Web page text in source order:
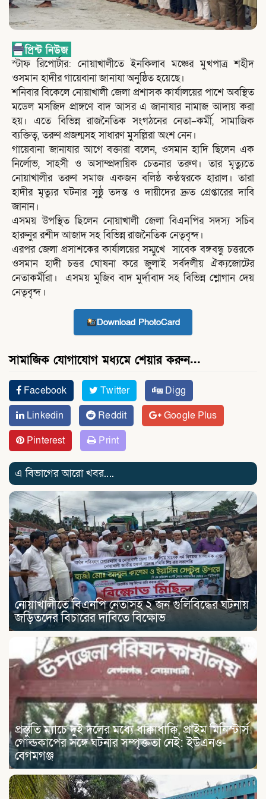
স্টাফ রিপোর্টার: নোয়াখালীতে ইনকিলাব মঞ্চের মুখপাত্র শহীদ
ওসমান হাদীর গায়েবানা জানাযা অনুষ্ঠিত হয়েছে।
শনিবার বিকেলে নোয়াখালী জেলা প্রশাসক কার্যালয়ের পাশে অবস্থিত
মডেল মসজিদ প্রাঙ্গণে বাদ আসর এ জানাযার নামাজ আদায় করা
হয়। এতে বিভিন্ন রাজনৈতিক সংগঠনের নেতা–কর্মী, সামাজিক
ব্যক্তিত্ব, তরুণ প্রজন্মসহ সাধারণ মুসল্লিরা অংশ নেন।
গায়েবানা জানাযার আগে বক্তারা বলেন, ওসমান হাদি ছিলেন এক
নির্লোভ, সাহসী ও অসাম্প্রদায়িক চেতনার তরুণ। তার মৃত্যুতে
নোয়াখালীর তরুণ সমাজ একজন বলিষ্ঠ কণ্ঠস্বরকে হারাল। তারা
হাদীর মৃত্যুর ঘটনার সুষ্ঠু তদন্ত ও দায়ীদের দ্রুত গ্রেপ্তারের দাবি
জানান।
এসময় উপস্থিত ছিলেন নোয়াখালী জেলা বিএনপির সদস্য সচিব
হারুনুর রশীদ আজাদ সহ বিভিন্ন রাজনৈতিক নেতৃবৃন্দ।
এরপর জেলা প্রসাশকের কার্যালয়ের সম্মুখে সাবেক বঙ্গবন্ধু চত্তরকে
ওসমান হাদী চত্তর ঘোষনা করে জুলাই সর্বদলীয় ঐক্যজোটের
নেতাকর্মীরা। এসময় মুজিব বাদ মুর্দাবাদ সহ বিভিন্ন শ্লোগান দেয়
নেতৃবৃন্দ।
Download PhotoCard
সামাজিক যোগাযোগ মধ্যমে শেয়ার করুন...
Facebook Twitter
Digg
Linkedin
Reddit
Google Plus
Pinterest
Print
এ বিভাগের আরো খবর....
নোয়াখালীতে বিএনপি নেতাসহ ২ জন গুলিবিদ্ধের ঘটনায়
জড়িতদের বিচারের দাবিতে বিক্ষোভ
প্রস্তুতি ম্যাচে দুই দলের মধ্যে ধাক্কাধাক্কি, প্রাইম মিনিস্টার্স
গোল্ডকাপের সঙ্গে ঘটনার সম্পৃক্ততা নেই: ইউএনও-
বেগমগঞ্জ